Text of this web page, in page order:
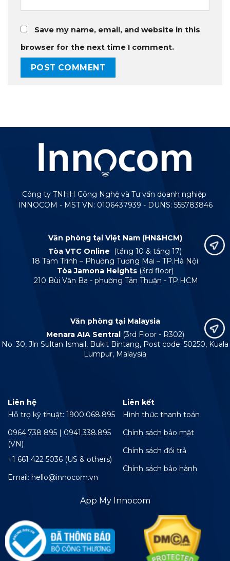
Save my name, email, and website in this
browser for the next time I comment.
Công ty TNHH Công Nghệ và Tư vấn doanh nghiệp
INNOCOM - MST VN: 0106437939 - DUNS: 555783846
Văn phòng tại Việt Nam (HN&HCM)
Tòa VTC Online
(tầng 10 & tầng 17)
18 Tam Trinh – Phường Tương Mai – TP.Hà Nội
Tòa Jamona Heights (3rd floor)
210 Bùi Văn Ba - phường Tân Thuận - TP.HCM
Văn phòng tại Malaysia
Menara AIA Sentral (3rd Floor - R302)
No. 30, Jln Sultan Ismail, Bukit Bintang, Post code: 50250, Kuala
Lumpur, Malaysia
Liên hệ
Hỗ trợ kỹ thuật: 1900.068.895
0964.738 895 | 0941.338.895
(VN)
+1 661 422 5036 (US & others)
Email: hello@innocom.vn
Liên kết
Hình thức thanh toán
Chính sách bảo mật
Chính sách đổi trả
Chính sách bảo hành
App My Innocom